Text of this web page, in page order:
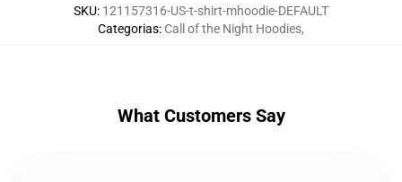
SKU: 121157316-US-t-shirt-mhoodie-DEFAULT
Categorias: Call of the Night Hoodies,
What Customers Say